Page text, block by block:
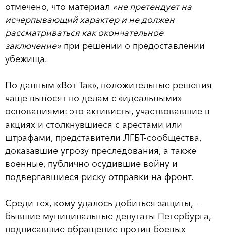
отмечено, что материал «не претендует на
исчерпывающий характер и не должен
рассматриваться как окончательное
заключение» при решении о предоставлении
убежища.
По данным «Вот Так», положительные решения
чаще выносят по делам с «идеальными»
основаниями: это активисты, участвовавшие в
акциях и столкнувшиеся с арестами или
штрафами, представители ЛГБТ-сообщества,
доказавшие угрозу преследования, а также
военные, публично осудившие войну и
подвергавшиеся риску отправки на фронт.
Среди тех, кому удалось добиться защиты, –
бывшие муниципальные депутаты Петербурга,
подписавшие обращение против боевых